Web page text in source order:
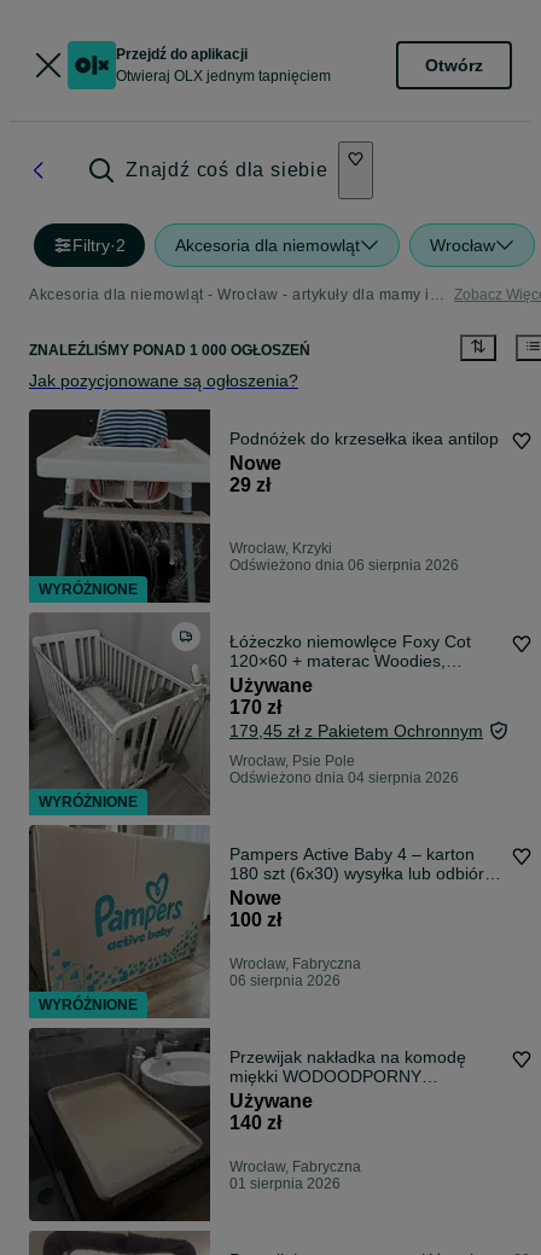
Przejdź do aplikacji
Otwieraj OLX jednym tapnięciem
Otwórz
Znajdź coś dla siebie
Filtry·2 Akcesoria dla niemowląt Wrocław
Akcesoria dla niemowląt - Wrocław - artykuły dla mamy i dziecka w Twojej okolicy Zobacz
ZNALEŹLIŚMY PONAD 1 000 OGŁOSZEŃ
Jak pozycjonowane są ogłoszenia?
Podnóżek do krzesełka ikea antilop
Nowe
29 zł
Wrocław, Krzyki
Odświeżono dnia 06 sierpnia 2026
Łóżeczko niemowlęce Foxy Cot
120×60 + materac Woodies,
ochraniacz ikea
Używane
170 zł
179,45 zł z Pakietem Ochronnym
Wrocław, Psie Pole
Odświeżono dnia 04 sierpnia 2026
Pampers Active Baby 4 – karton
180 szt (6x30) wysyłka lub odbiór
osobisty
Nowe
100 zł
Wrocław, Fabryczna
06 sierpnia 2026
Przewijak nakładka na komodę
miękki WODOODPORNY
bezpieczny Lionelo Megs
Używane
140 zł
Wrocław, Fabryczna
01 sierpnia 2026
WYRÓŻNIONE
WYRÓŻNIONE
WYRÓŻNIONE